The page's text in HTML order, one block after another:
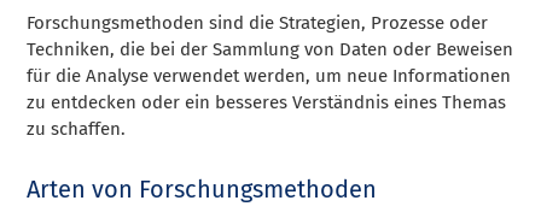
Forschungsmethoden sind die Strategien, Prozesse oder
Techniken, die bei der Sammlung von Daten oder Beweisen
für die Analyse verwendet werden, um neue Informationen
zu entdecken oder ein besseres Verständnis eines Themas
zu schaffen.
Arten von Forschungsmethoden